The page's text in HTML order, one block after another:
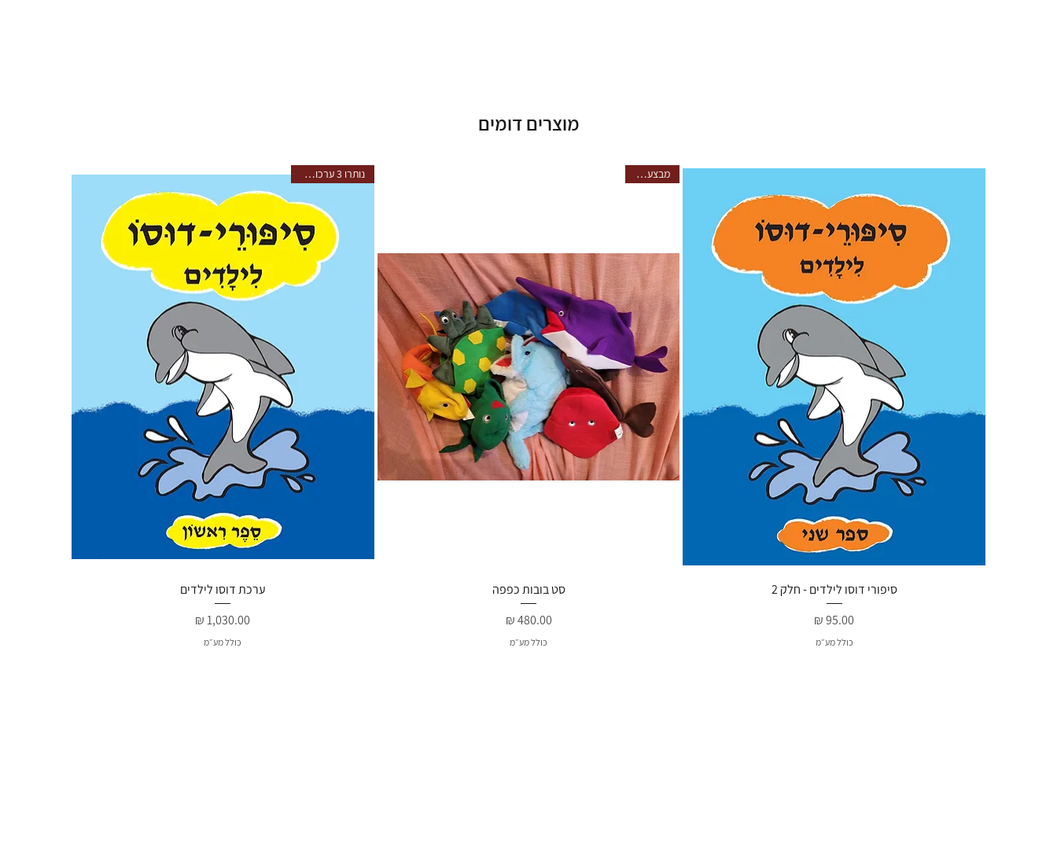
מוצרים דומים
תצוגה מהירה
סיפורי דוסו לילדים - חלק 2
מחיר
כולל מע״מ
תצוגה מהירה
מבצע מיוחד
סט בובות כפפה
מחיר
‏480.00 ‏₪
כולל מע״מ
תצוגה מהירה
נותרו 3 ערכות מלאות
ערכת דוסו לילדים
מחיר
כולל מע״מ